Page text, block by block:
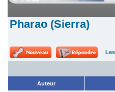
Pharao (Sierra)
Auteur